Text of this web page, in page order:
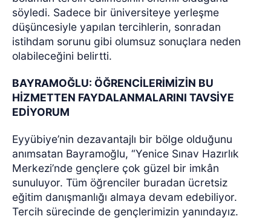
söyledi. Sadece bir üniversiteye yerleşme
düşüncesiyle yapılan tercihlerin, sonradan
istihdam sorunu gibi olumsuz sonuçlara neden
olabileceğini belirtti.
BAYRAMOĞLU: ÖĞRENCİLERİMİZİN BU
HİZMETTEN FAYDALANMALARINI TAVSİYE
EDİYORUM
Eyyübiye’nin dezavantajlı bir bölge olduğunu
anımsatan Bayramoğlu, “Yenice Sınav Hazırlık
Merkezi’nde gençlere çok güzel bir imkân
sunuluyor. Tüm öğrenciler buradan ücretsiz
eğitim danışmanlığı almaya devam edebiliyor.
Tercih sürecinde de gençlerimizin yanındayız.